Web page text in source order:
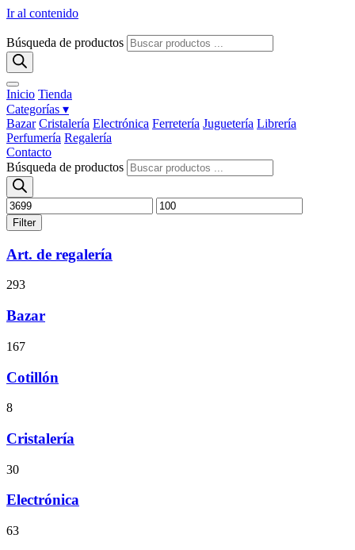
Ir al contenido
Búsqueda de productos
Inicio Tienda
Categorías ▾
Bazar Cristalería Electrónica Ferretería Juguetería Librería
Perfumería Regalería
Contacto
Búsqueda de productos
Filter
Art. de regalería
293
Bazar
167
Cotillón
8
Cristalería
30
Electrónica
63